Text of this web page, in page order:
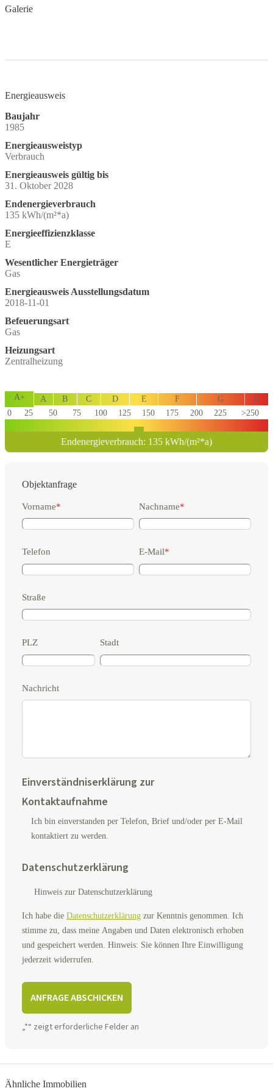
Galerie
Energieausweis
Baujahr
1985
Energieausweistyp
Verbrauch
Energieausweis gültig bis
31. Oktober 2028
Endenergieverbrauch
135 kWh/(m²*a)
Energieeffizienzklasse
E
Wesentlicher Energieträger
Gas
Energieausweis Ausstellungsdatum
2018-11-01
Befeuerungsart
Gas
Heizungsart
Zentralheizung
A+ A B C D E F G
H
0
25 50 75 100 125 150 175 200 225 >250
Endenergieverbrauch: 135 kWh/(m²*a)
Objektanfrage
„*“ zeigt erforderliche Felder an
Vorname* Nachname*
Telefon E-Mail*
Straße
PLZ Stadt
Nachricht
Einverständniserklärung zur
Kontaktaufnahme
Ich bin einverstanden per Telefon, Brief und/oder per E-Mail
kontaktiert zu werden.
Datenschutzerklärung
Hinweis zur Datenschutzerklärung
Ich habe die Datenschutzerklärung zur Kenntnis genommen. Ich
stimme zu, dass meine Angaben und Daten elektronisch erhoben
und gespeichert werden. Hinweis: Sie können Ihre Einwilligung
jederzeit widerrufen.
l
r
a
Ähnliche Immobilien